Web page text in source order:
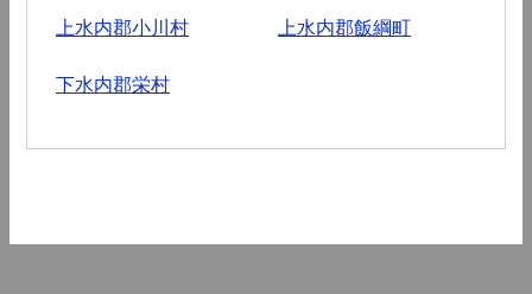
上水内郡小川村 上水内郡飯綱町
下水内郡栄村